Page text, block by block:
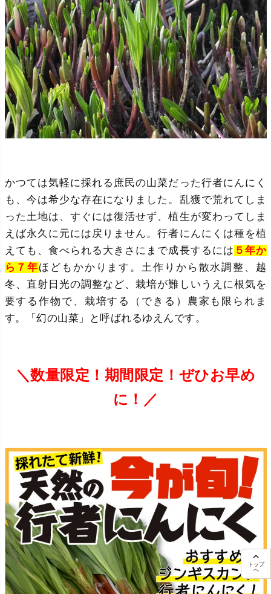
かつては気軽に採れる庶民の山菜だった行者にんにく
も、今は希少な存在になりました。乱獲で荒れてしま
った土地は、すぐには復活せず、植生が変わってしま
えば永久に元には戻りません。行者にんにくは種を植
えても、食べられる大きさにまで成長するには ５年か
ら７年ほどもかかります。土作りから散水調整、越
冬、直射日光の調整など、栽培が難しいうえに根気を
要する作物で、栽培する（できる）農家も限られま
す。「幻の山菜」と呼ばれるゆえんです。
＼数量限定！期間限定！ぜひお早め
に！ ／
トップ
へ